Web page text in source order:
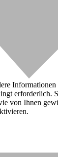
erforderlich.
von Ihnen